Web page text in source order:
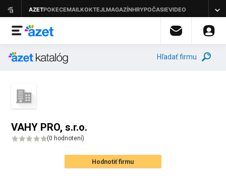
Hľadať firmu
VAHY PRO, s.r.o.
(0 hodnotení)
Hodnotiť firmu